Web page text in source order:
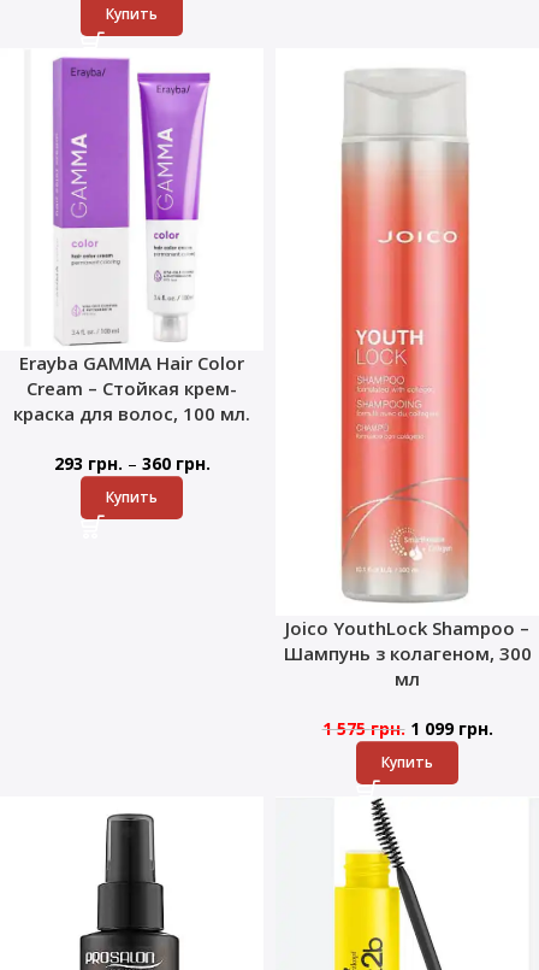
Купить
Erayba GAMMA Hair Color
Cream – Стойкая крем-
краска для волос, 100 мл.
293 грн. – 360 грн.
Купить
Joico YouthLock Shampoo –
Шампунь з колагеном, 300
мл
1 575грн. 1 099 грн.
Купить